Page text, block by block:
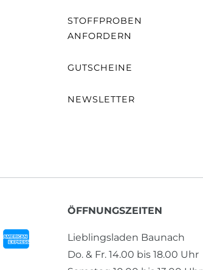
STOFFPROBEN
ANFORDERN
GUTSCHEINE
NEWSLETTER
ÖFFNUNGSZEITEN
Lieblingsladen Baunach
Do. & Fr. 14.00 bis 18.00 Uhr